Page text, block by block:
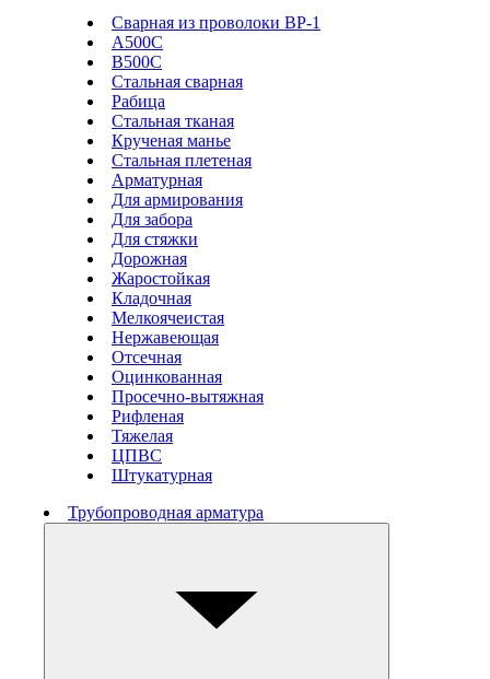
Сварная из проволоки ВР-1
А500С
В500С
Стальная сварная
Рабица
Стальная тканая
Крученая манье
Стальная плетеная
Арматурная
Для армирования
Для забора
Для стяжки
Дорожная
Жаростойкая
Кладочная
Мелкоячеистая
Нержавеющая
Отсечная
Оцинкованная
Просечно-вытяжная
Рифленая
Тяжелая
ЦПВС
Штукатурная
Трубопроводная арматура